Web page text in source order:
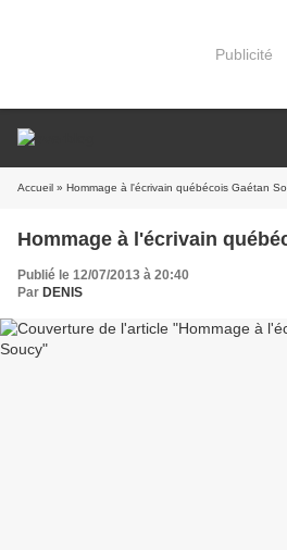
Publicité
Accueil » Hommage à l'écrivain québécois Gaétan
Hommage à l'écrivain
Publié le 12/07/2013 à 20:40
Par DENIS